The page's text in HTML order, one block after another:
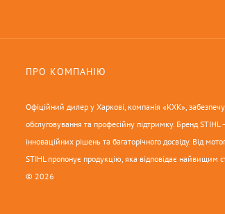
ПРО КОМПАНІЮ
Офіційний дилер у Харкові, компанія «КХК»,
обслуговування та професійну підтримку. Бренд STIHL
інноваційних рішень та багаторічного досвіду. Від
STIHL пропонує продукцію, яка відповідає найвищим
© 2026